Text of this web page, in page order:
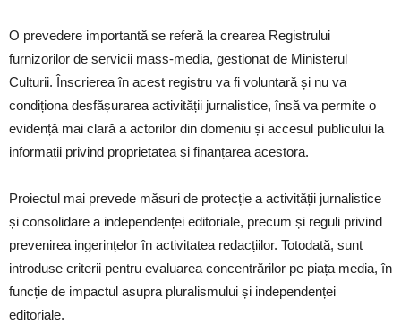
O prevedere importantă se referă la crearea Registrului
furnizorilor de servicii mass-media, gestionat de Ministerul
Culturii. Înscrierea în acest registru va fi voluntară și nu va
condiționa desfășurarea activității jurnalistice, însă va permite o
evidență mai clară a actorilor din domeniu și accesul publicului la
informații privind proprietatea și finanțarea acestora.
Proiectul mai prevede măsuri de protecție a activității jurnalistice
și consolidare a independenței editoriale, precum și reguli privind
prevenirea ingerințelor în activitatea redacțiilor. Totodată, sunt
introduse criterii pentru evaluarea concentrărilor pe piața media, în
funcție de impactul asupra pluralismului și independenței
editoriale.